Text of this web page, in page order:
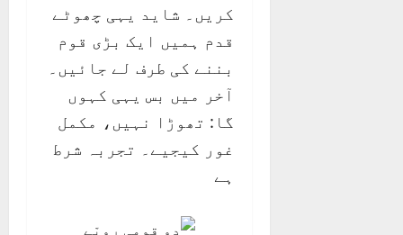
کریں۔ شاید یہی چھوٹے
قدم ہمیں ایک بڑی قوم
بننے کی طرف لے جائیں۔
آخر میں بس یہی کہوں
گا: تھوڑا نہیں، مکمل
غور کیجیے۔ تجربہ شرط
ہے